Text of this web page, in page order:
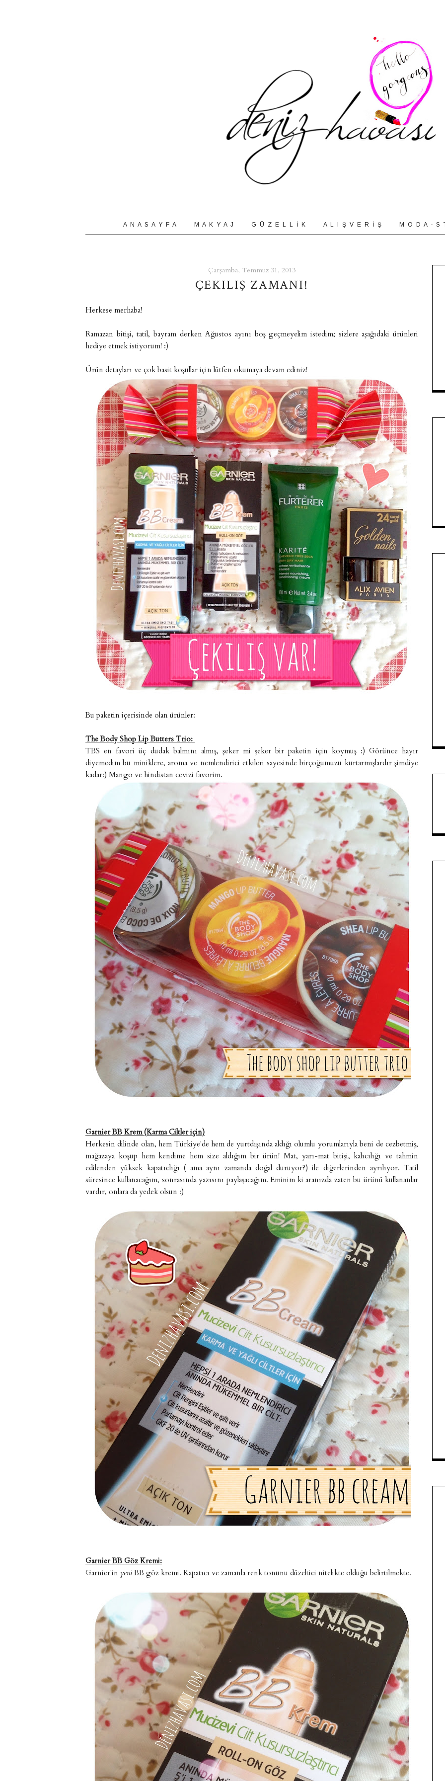
A N A S A Y F A M A K Y A J G Ü Z E L L İ K A L I Ş V E R İ Ş M O D A - S
Çarşamba, Temmuz 31, 2013
ÇEKILIŞ ZAMANI!
Herkese merhaba!
Ramazan bitişi, tatil, bayram derken Ağustos ayını boş geçmeyelim istedim; sizlere aşağıdaki ürünleri
hediye etmek istiyorum! :)
Ürün detayları ve çok basit koşullar için lütfen okumaya devam ediniz!
Bu paketin içerisinde olan ürünler:
The Body Shop Lip Butters Trio:
TBS en favori üç dudak balmını almış, şeker mi şeker bir paketin için koymuş :) Görünce hayır
diyemedim bu miniklere, aroma ve nemlendirici etkileri sayesinde birçoğumuzu kurtarmışlardır şimdiye
kadar:) Mango ve hindistan cevizi favorim.
Garnier BB Krem (Karma Ciltler için)
Herkesin dilinde olan, hem Türkiye'de hem de yurtdışında aldığı olumlu yorumlarıyla beni de cezbetmiş,
mağazaya koşup hem kendime hem size aldığım bir ürün! Mat, yarı-mat bitişi, kalıcılığı ve tahmin
edilenden yüksek kapatıclığı ( ama aynı zamanda doğal duruyor?) ile diğerlerinden ayrılıyor. Tatil
süresince kullanacağım, sonrasında yazısını paylaşacağım. Eminim ki aranızda zaten bu ürünü kullananlar
vardır, onlara da yedek olsun :)
Garnier BB Göz Kremi:
Garnier'in yeniBB göz kremi. Kapatıcı ve zamanla renk tonunu düzeltici nitelikte olduğu belirtilmekte.